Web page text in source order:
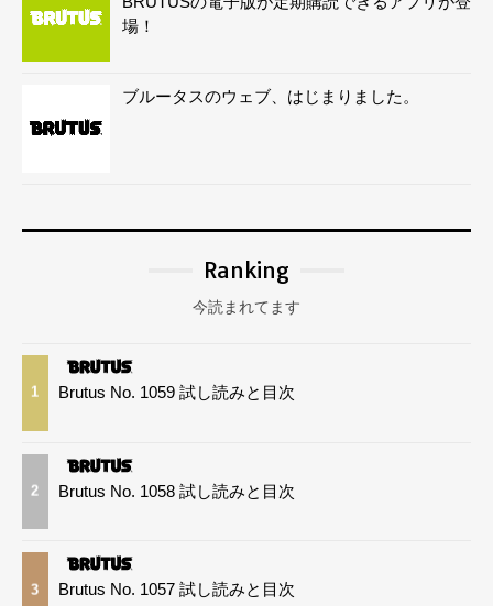
場！
ブルータスのウェブ、はじまりました。
Ranking
今読まれてます
1 Brutus No. 1059 試し読みと目次
2 Brutus No. 1058 試し読みと目次
3 Brutus No. 1057 試し読みと目次